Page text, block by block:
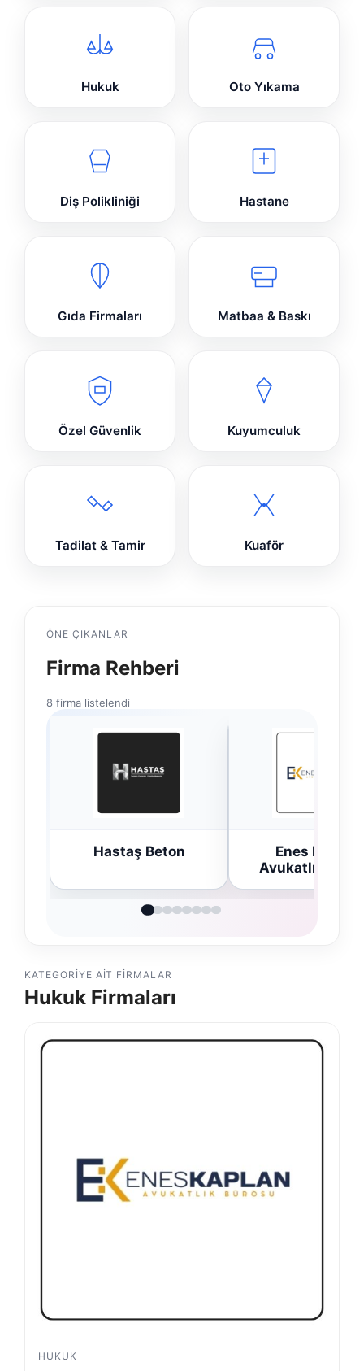
Hukuk Oto Yıkama
Diş Polikliniği Hastane
Gıda Firmaları Matbaa & Baskı
Özel Güvenlik Kuyumculuk
Tadilat & Tamir Kuaför
ÖNE ÇIKANLAR
Firma Rehberi
8 firma listelendi
Enes Kaplan
Trend Yapı
KATEGORIYE AIT FIRMALAR
Hukuk Firmaları
HUKUK